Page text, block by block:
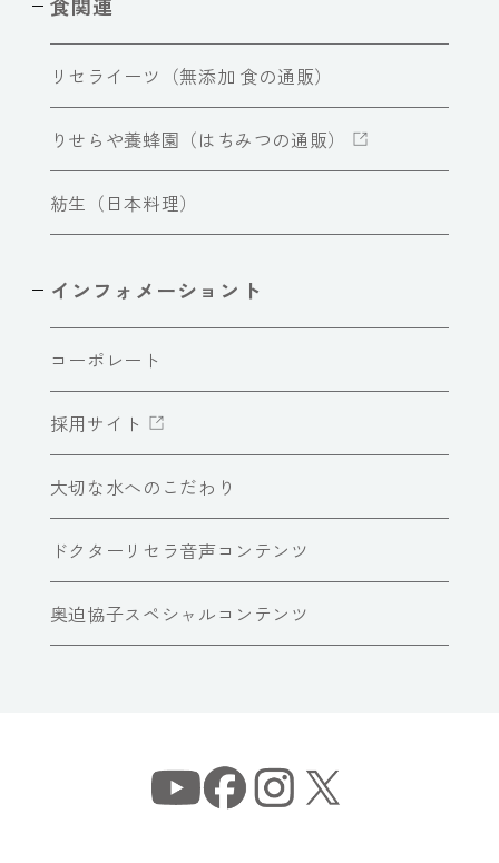
リセライーツ（無添加 食の通販）
りせらや養蜂園（はちみつの通販）
紡生（日本料理）
インフォメーショント
コーポレート
採用サイト
大切な水へのこだわり
ドクターリセラ音声コンテンツ
奥迫協子スペシャルコンテンツ